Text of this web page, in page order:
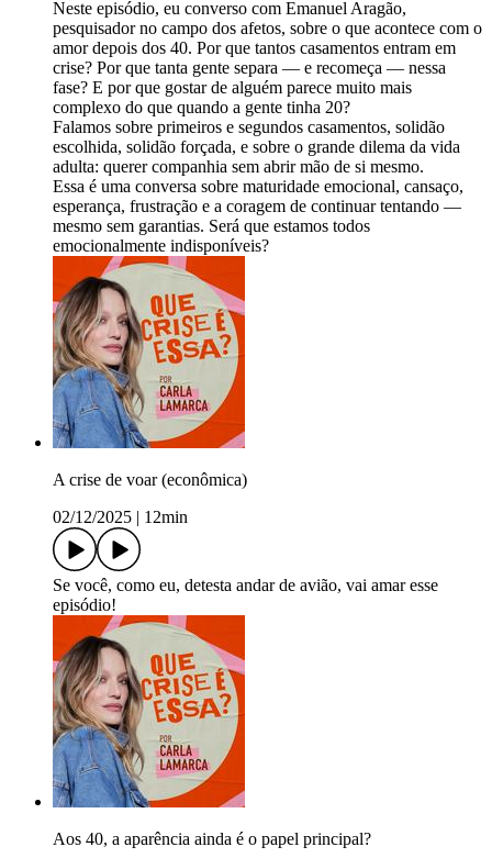
Neste episódio, eu converso com Emanuel Aragão,
pesquisador no campo dos afetos, sobre o que acontece com o
amor depois dos 40. Por que tantos casamentos entram em
crise? Por que tanta gente separa — e recomeça — nessa
fase? E por que gostar de alguém parece muito mais
complexo do que quando a gente tinha 20?
Falamos sobre primeiros e segundos casamentos, solidão
escolhida, solidão forçada, e sobre o grande dilema da vida
adulta: querer companhia sem abrir mão de si mesmo.
Essa é uma conversa sobre maturidade emocional, cansaço,
esperança, frustração e a coragem de continuar tentando —
mesmo sem garantias. Será que estamos todos
emocionalmente indisponíveis?
A crise de voar (econômica)
02/12/2025
12min
Se você, como eu, detesta andar de avião, vai amar esse
episódio!
Aos 40, a aparência ainda é o papel principal?